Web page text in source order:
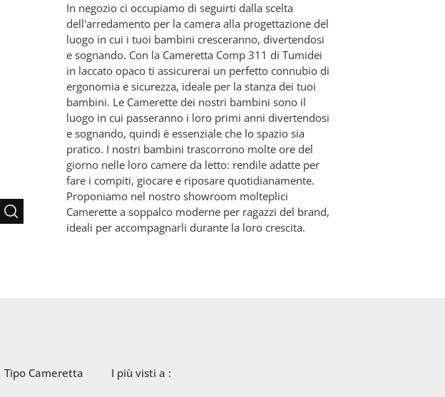
In negozio ci occupiamo di seguirti dalla scelta
dell'arredamento per la camera alla progettazione del
luogo in cui i tuoi bambini cresceranno, divertendosi
e sognando. Con la Cameretta Comp 311 di Tumidei
in laccato opaco ti assicurerai un perfetto connubio di
ergonomia e sicurezza, ideale per la stanza dei tuoi
bambini. Le Camerette dei nostri bambini sono il
luogo in cui passeranno i loro primi anni divertendosi
e sognando, quindi è essenziale che lo spazio sia
pratico. I nostri bambini trascorrono molte ore del
giorno nelle loro camere da letto: rendile adatte per
fare i compiti, giocare e riposare quotidianamente.
Proponiamo nel nostro showroom molteplici
Camerette a soppalco moderne per ragazzi del brand,
ideali per accompagnarli durante la loro crescita.
Tipo Cameretta I più visti a :